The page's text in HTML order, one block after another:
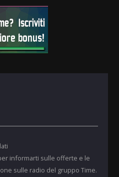
informarti sulle offerte e le
sulle radio del gruppo Time.